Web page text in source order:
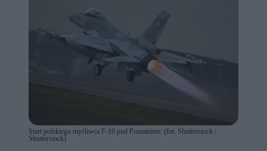
Start polskiego myśliwca F-16 pod Poznaniem. (fot. Shutterstock /
Shutterstock)